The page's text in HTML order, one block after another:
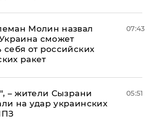
Молин назвал
сможет
себя от российских
ракет
07:43
– жители Сызрани
на удар украинских
05:51